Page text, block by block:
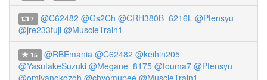
7 @C62482 @Gs2Ch @CRH380B_6216L @Ptensyu
@jre233fuji @MuscleTrain1
15 @RBEmania @C62482 @keihin205
@YasutakeSuzuki @Megane_8175 @touma7 @Ptensyu
@omiyanokozoh @chyomupee @MuscleTrain1